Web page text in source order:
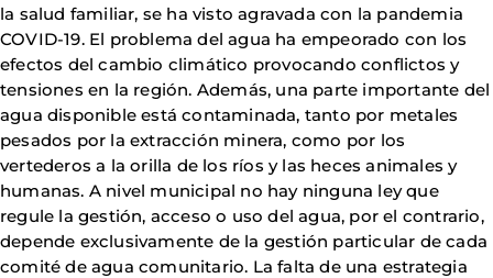
la salud familiar, se ha visto agravada con la pandemia
COVID-19. El problema del agua ha empeorado con los
efectos del cambio climático provocando conflictos y
tensiones en la región. Además, una parte importante del
agua disponible está contaminada, tanto por metales
pesados por la extracción minera, como por los
vertederos a la orilla de los ríos y las heces animales y
humanas. A nivel municipal no hay ninguna ley que
regule la gestión, acceso o uso del agua, por el contrario,
depende exclusivamente de la gestión particular de cada
comité de agua comunitario. La falta de una estrategia